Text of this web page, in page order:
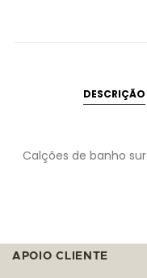
DESCRIÇÃO
Calções de banho
APOIO CLIENTE